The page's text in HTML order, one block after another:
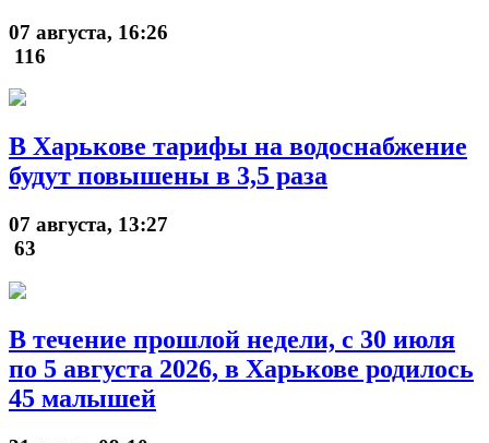
07 августа, 16:26
116
В Харькове тарифы на водоснабжение
будут повышены в 3,5 раза
07 августа, 13:27
63
В течение прошлой недели, с 30 июля
по 5 августа 2026, в Харькове родилось
45 малышей